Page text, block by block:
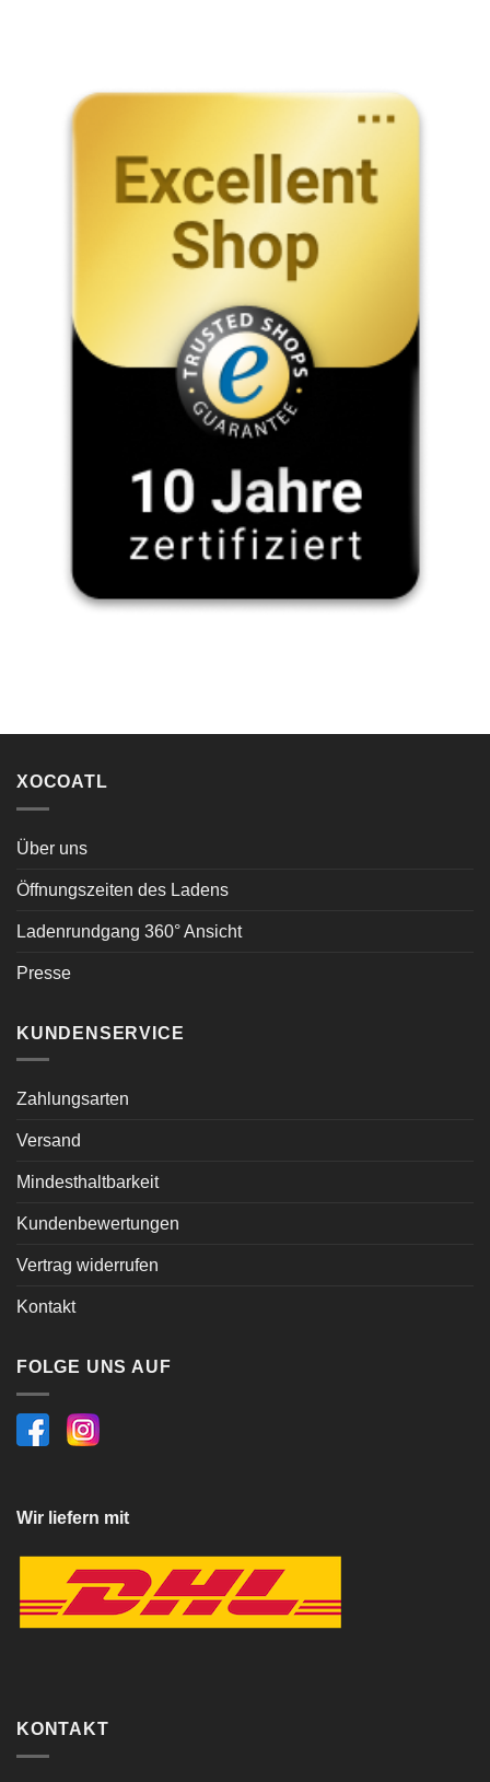
XOCOATL
Über uns
Öffnungszeiten des Ladens
Ladenrundgang 360° Ansicht
Presse
KUNDENSERVICE
Zahlungsarten
Versand
Mindesthaltbarkeit
Kundenbewertungen
Vertrag widerrufen
Kontakt
FOLGE UNS AUF
Wir liefern mit
KONTAKT